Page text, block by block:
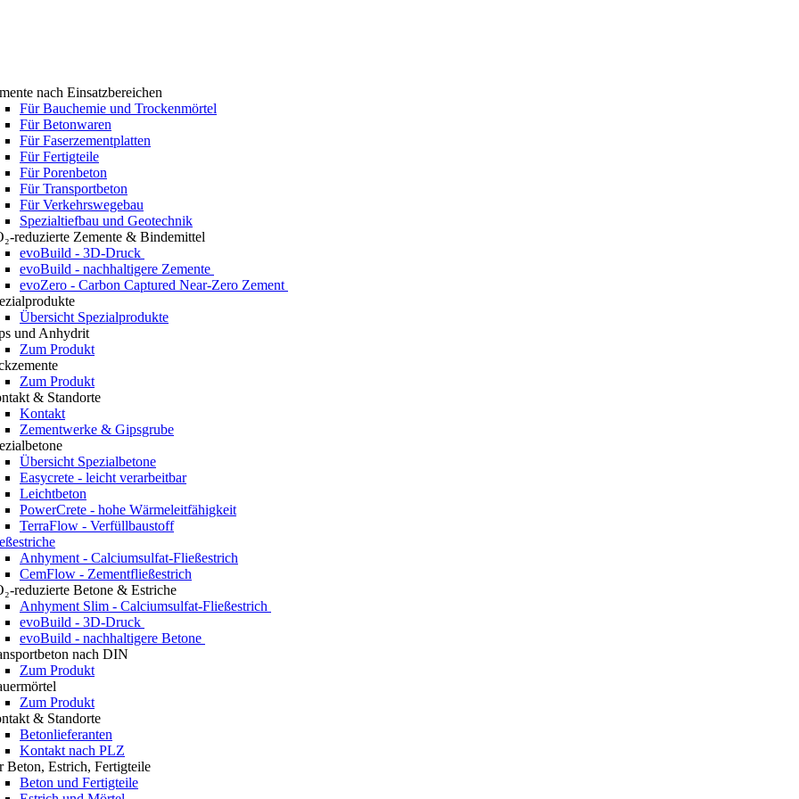
nach Einsatzbereichen
Für Bauchemie und Trockenmörtel
Für Betonwaren
Für Faserzementplatten
Für Fertigteile
Für Porenbeton
Für Transportbeton
Für Verkehrswegebau
Spezialtiefbau und Geotechnik
reduzierte Zemente & Bindemittel
evoBuild - 3D-Druck
evoBuild - nachhaltigere Zemente
evoZero - Carbon Captured Near-Zero Zement
Übersicht Spezialprodukte
und Anhydrit
Zum Produkt
Zum Produkt
& Standorte
Kontakt
Zementwerke & Gipsgrube
Übersicht Spezialbetone
Easycrete - leicht verarbeitbar
Leichtbeton
PowerCrete - hohe Wärmeleitfähigkeit
TerraFlow - Verfüllbaustoff
Anhyment - Calciumsulfat-Fließestrich
CemFlow - Zementfließestrich
reduzierte Betone & Estriche
Anhyment Slim - Calciumsulfat-Fließestrich
evoBuild - 3D-Druck
evoBuild - nachhaltigere Betone
nach DIN
Zum Produkt
Zum Produkt
& Standorte
Betonlieferanten
Kontakt nach PLZ
Beton, Estrich, Fertigteile
Beton und Fertigteile